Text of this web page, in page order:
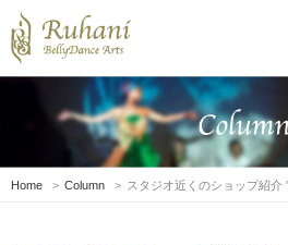
Home Column スタジオ近くのショップ紹介